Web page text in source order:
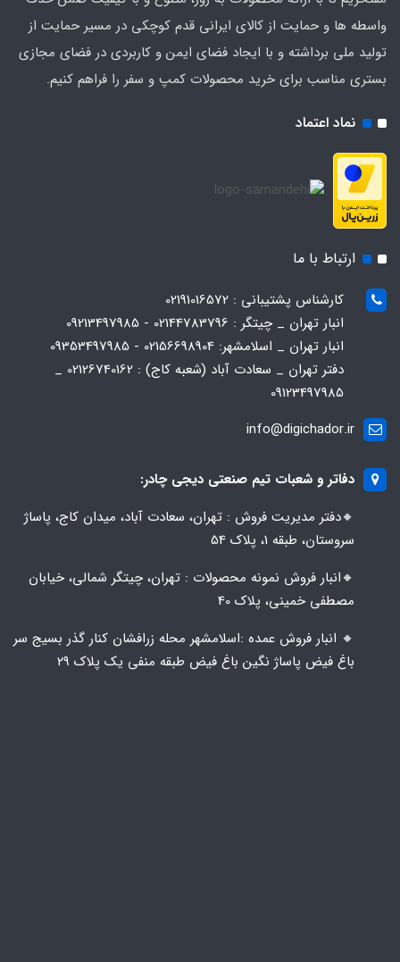
نماد اعتماد
واسطه ها و حمایت از کالای ایرانی قدم کوچکی در مسیر حمایت از
تولید ملی برداشته و با ایجاد فضای ایمن و کاربردی در فضای مجازی
بستری مناسب برای خرید محصولات کمپ و سفر را فراهم کنیم.
ارتباط با ما
کارشناس پشتیبانی : 02191016572
انبار تهران _ چیتگر : 02144783796 - 09213497985
انبار تهران _ اسلامشهر: 02156698904 - 09353497985
دفتر تهران _ سعادت آباد (شعبه کاج) : 02126740162 _
09123497985
info@digichador.ir
دفاتر و شعبات تیم صنعتی دیجی چادر:
🔸️​​دفتر مدیریت فروش : تهران، سعادت آباد، میدان کاج، پاساژ
سروستان، طبقه 1، پلاک 54
🔸️​​انبار فروش نمونه محصولات : تهران، چیتگر شمالی، خیابان
مصطفی خمینی، پلاک 40
🔸️ انبار فروش عمده :اسلامشهر محله زرافشان کنار گذر بسیج سر
باغ فیض پاساژ نگین باغ فیض طبقه منفی یک پلاک ۲۹